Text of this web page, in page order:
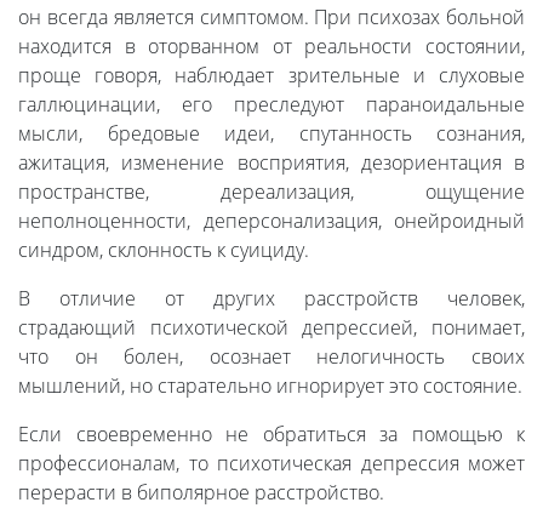
он всегда является симптомом. При психозах больной
находится в оторванном от реальности состоянии,
проще говоря, наблюдает зрительные и слуховые
галлюцинации, его преследуют параноидальные
мысли, бредовые идеи, спутанность сознания,
ажитация, изменение восприятия, дезориентация в
пространстве, дереализация, ощущение
неполноценности, деперсонализация, онейроидный
синдром, склонность к суициду.
В отличие от других расстройств человек,
страдающий психотической депрессией, понимает,
что он болен, осознает нелогичность своих
мышлений, но старательно игнорирует это состояние.
Если своевременно не обратиться за помощью к
профессионалам, то психотическая депрессия может
перерасти в биполярное расстройство.